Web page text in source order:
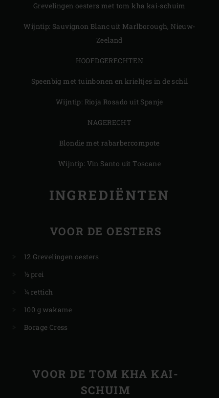
Grevelingen oesters met tom kha kai-schuim
Wijntip: Sauvignon Blanc uit Marlborough, Nieuw-
Zeeland
HOOFDGERECHTEN
Speenbig met tuinbonen en krieltjes in de schil
Wijntip: Rioja Rosado uit Spanje
NAGERECHT
Blondie met rabarbercompote
Wijntip: Vin Santo uit Toscane
INGREDIËNTEN
VOOR DE OESTERS
12 Grevelingen oesters
½ prei
¼ rettich
100 g wakame
Borage Cress
VOOR DE TOM KHA KAI-
SCHUIM